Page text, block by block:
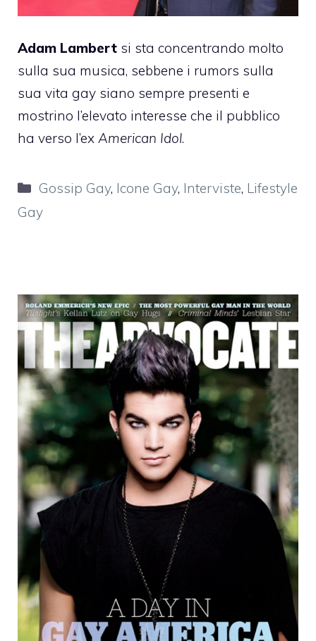
Adam Lambert si sta concentrando molto
sulla sua musica, sebbene i rumors sulla
sua vita gay siano sempre presenti e
mostrino l’elevato interesse che il pubblico
ha verso l’ex American Idol.
Categorie
Gossip Gay, Icone Gay, Interviste, Lifestyle
Gay